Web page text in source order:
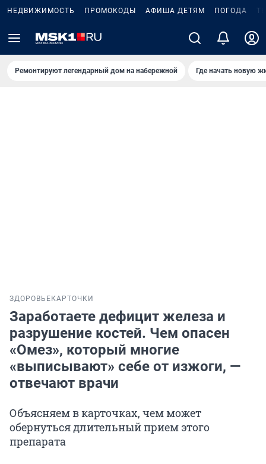
НЕДВИЖИМОСТЬ ПРОМОКОДЫ АФИША ДЕТЯМ ПОГОДА
Ремонтируют легендарный дом на набережной Где начать новую
ЗДОРОВЬЕ КАРТОЧКИ
Заработаете дефицит железа и
разрушение костей. Чем опасен
«Омез», который многие
«выписывают» себе от изжоги, —
отвечают врачи
Объясняем в карточках, чем может
обернуться длительный прием этого
препарата